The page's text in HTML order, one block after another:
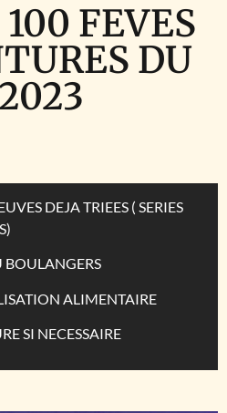
FEVES
DU
DEJA TRIEES ( SERIES
BOULANGERS
ALIMENTAIRE
SI NECESSAIRE